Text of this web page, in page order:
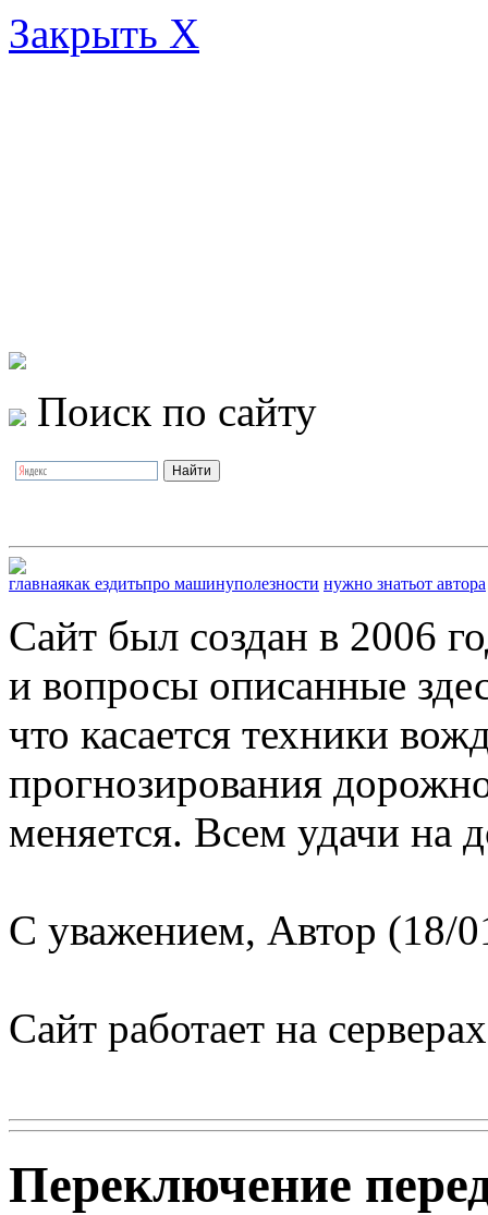
Закрыть X
Поиск по сайту
главнаякак ездитьпро машинуполезности нужно знатьот автора
Сайт был создан в 2006
и вопросы описанные
что касается техники
прогнозирования
меняется. Всем удачи на
С уважением, Автор (18/
Сайт работает на
Переключение